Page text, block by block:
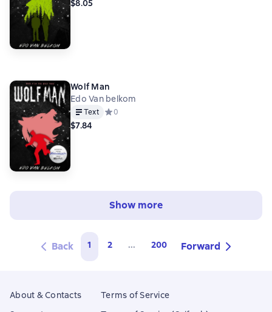
$8.05
Wolf Man
Edo Van belkom
Text Средний рейтинг 0 на основе 0 оценок
0
$7.84
Show more
Back 1 2 ... 200 Forward
About & Contacts
Terms of Service